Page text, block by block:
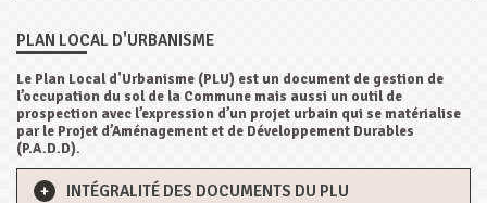
PLAN LOCAL D'URBANISME
Le Plan Local d'Urbanisme (PLU) est un document de gestion de
l’occupation du sol de la Commune mais aussi un outil de
prospection avec l’expression d’un projet urbain qui se matérialise
par le Projet d’Aménagement et de Développement Durables
(P.A.D.D).
INTÉGRALITÉ DES DOCUMENTS DU PLU